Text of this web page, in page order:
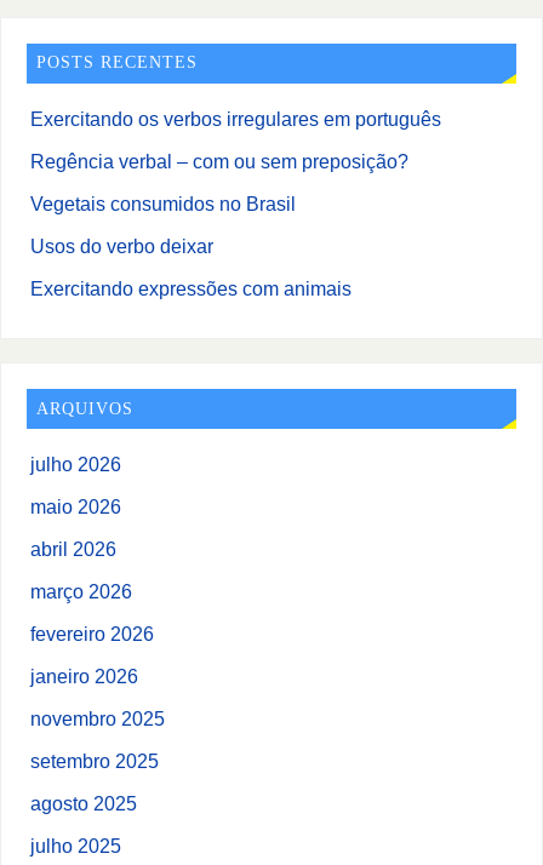
POSTS RECENTES
Exercitando os verbos irregulares em português
Regência verbal – com ou sem preposição?
Vegetais consumidos no Brasil
Usos do verbo deixar
Exercitando expressões com animais
ARQUIVOS
julho 2026
maio 2026
abril 2026
março 2026
fevereiro 2026
janeiro 2026
novembro 2025
setembro 2025
agosto 2025
julho 2025